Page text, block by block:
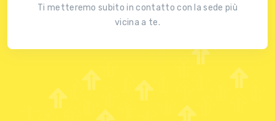
Ti metteremo subito in contatto con la sede più
vicina a te.